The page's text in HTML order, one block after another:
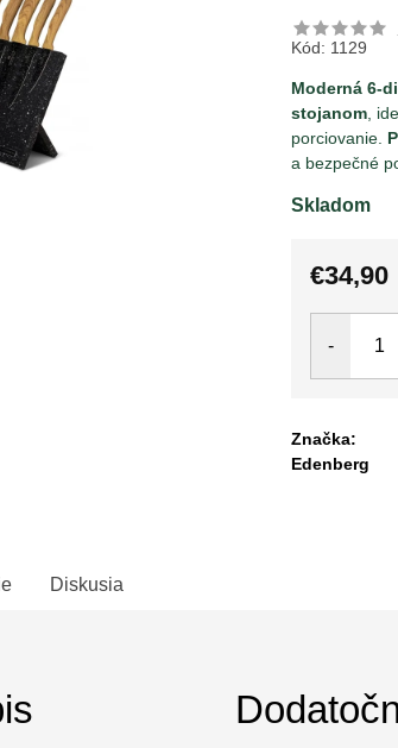
Kód: 1129
Moderná 6-
stojanom,
porciovanie.
a bezpečné
Skladom
€34,90
Značka:
Edenberg
Diskusia